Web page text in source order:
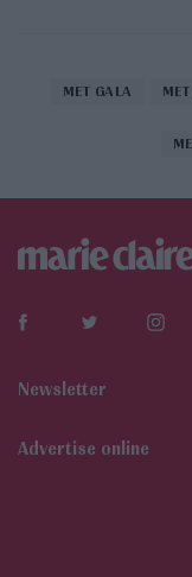
MET GALA
Newsletter
Αdvertise online